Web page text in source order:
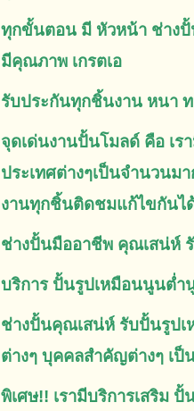
ทุกขั้นตอน มี หัวหน้า ช่างปั้
มีคุณภาพ เกรตเอ
รับประกันทุกชิ้นงาน หนา
จุดเด่นงานปั้นโมลด์ คือ เ
ประเทศต่างๆเป็นจำนวนม
งานทุกชิ้นติดชมแก้ไขกันไ
ช่างปั้นมืออาชีพ คุณเสน่ห์
บริการ ปั้นรูปเหมือนนูนต่ำ
ช่างปั้นคุณเสน่ห์ รับปั้นรูปเ
ต่างๆ บุคคลสำคัญต่างๆ เป็
พิเศษ!! เรามีบริการเสริม